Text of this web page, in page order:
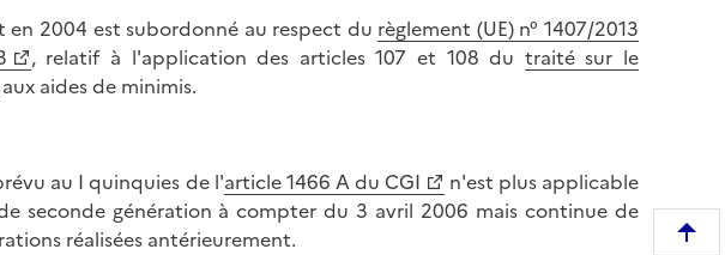
2004 est subordonné au respect du règlement (UE) n° 1407/2013
, relatif à l'application des articles 107 et 108 du traité sur le
aux aides de minimis.
au I quinquies de l'article 1466 A du CGI
n'est plus applicable
seconde génération à compter du 3 avril 2006 mais continue de
réalisées antérieurement.